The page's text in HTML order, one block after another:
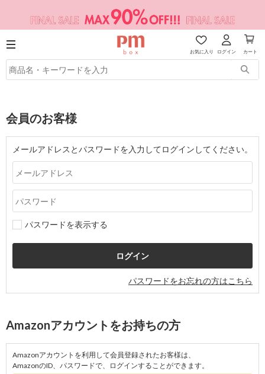
お気に入り ログイン カート
会員のお客様
メールアドレスとパスワードを入力してログインしてください。
パスワードを表示する
パスワードをお忘れの方はこちら
Amazonアカウントをお持ちの方
Amazonアカウントを利用して会員登録されたお客様は、
AmazonのID、パスワードで、ログインすることができます。